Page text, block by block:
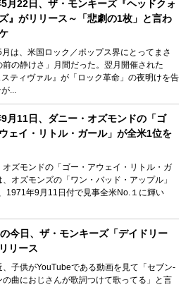
月22日、ザ・モンキーズ『ヘッドクォ
』がリリース～「悲劇の1枚」と言わ
は、米国ロック／ポップス界にとってまさ
前の静けさ」月間だった。翌月開催された
スティヴァル』が「ロック革命」の夜明けを告
...
月11日、ダニー・オズモンドの「ゴ
ェイ・リトル・ガール」が全米1位を
オズモンドの「ゴー・アウェイ・リトル・ガ
、オズモンズの「ワン・バッド・アップル」
1971年9月11日付で見事全米No.１に輝い
今日、ザ・モンキーズ「デイドリー
リース
、子供がYouTubeである動画を見て「セブン-
の曲におじさんが歌詞つけて歌ってる」と言